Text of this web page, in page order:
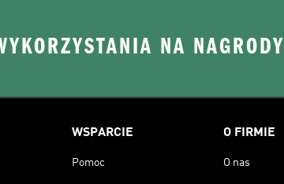
NA NAGRODY
WSPARCIE
Pomoc
O FIRMIE
O nas